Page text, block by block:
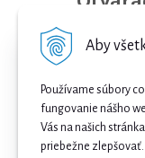
Aby
Používame súbory
fungovanie nášho
Vás na našich
priebežne